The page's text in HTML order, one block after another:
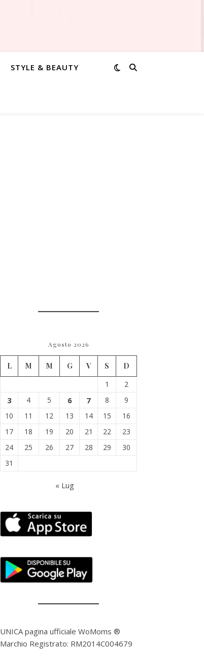
STYLE & BEAUTY
Agosto 2026
L M M G V S
D
1
2
3 4 5 6 7 8
9
10
11 12 13 14 15
16
17
18 19 20 21 22
23
24
25 26 27 28 29
30
31
« Lug
UNICA pagina ufficiale WoMoms ®
Marchio Registrato: RM2014C004679